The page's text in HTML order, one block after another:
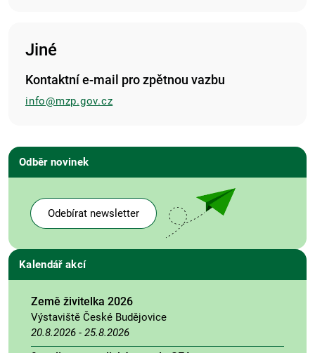
Jiné
Kontaktní e-mail pro zpětnou vazbu
info@mzp.gov.cz
Odběr novinek
Odebírat newsletter
Kalendář akcí
Země živitelka 2026
Výstaviště České Budějovice
20.8.2026 - 25.8.2026